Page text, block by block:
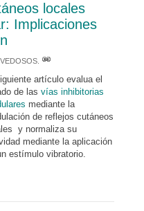
locales
Implicaciones
artículo evalua el
de las vías inhibitorias
mediante la
de reflejos cutáneos
y normaliza su
mediante la aplicación
estímulo vibratorio.